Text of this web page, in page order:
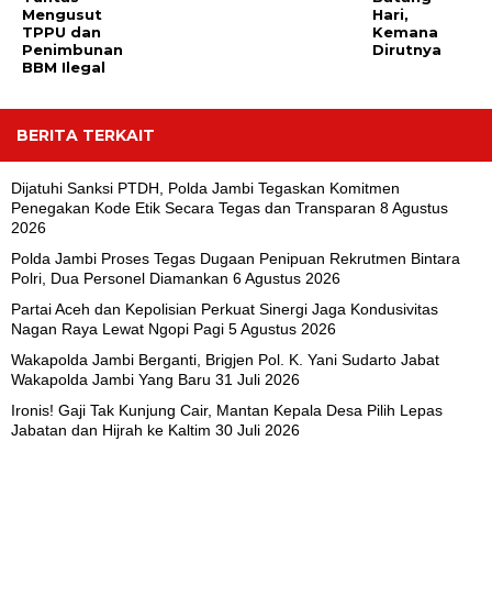
Mengusut
TPPU dan
Penimbunan
BBM Ilegal
Hari,
Kemana
Dirutnya
BERITA TERKAIT
Dijatuhi Sanksi PTDH, Polda Jambi Tegaskan Komitmen
Penegakan Kode Etik Secara Tegas dan Transparan 8 Agustus
2026
Polda Jambi Proses Tegas Dugaan Penipuan Rekrutmen Bintara
Polri, Dua Personel Diamankan 6 Agustus 2026
Partai Aceh dan Kepolisian Perkuat Sinergi Jaga Kondusivitas
Nagan Raya Lewat Ngopi Pagi 5 Agustus 2026
Wakapolda Jambi Berganti, Brigjen Pol. K. Yani Sudarto Jabat
Wakapolda Jambi Yang Baru 31 Juli 2026
Ironis! Gaji Tak Kunjung Cair, Mantan Kepala Desa Pilih Lepas
Jabatan dan Hijrah ke Kaltim 30 Juli 2026